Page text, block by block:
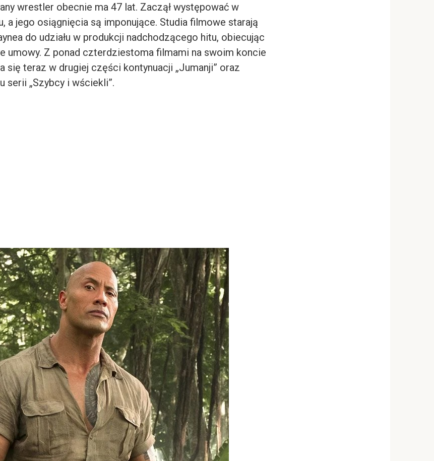
wrestler obecnie ma 47 lat. Zaczął występować w
a jego osiągnięcia są imponujące. Studia filmowe starają
do udziału w produkcji nadchodzącego hitu, obiecując
umowy. Z ponad czterdziestoma filmami na swoim koncie
się teraz w drugiej części kontynuacji „Jumanji” oraz
serii „Szybcy i wściekli”.